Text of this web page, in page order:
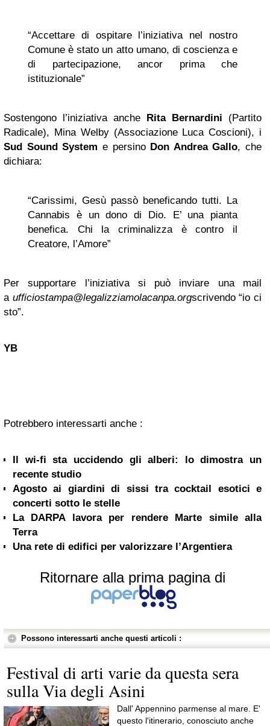
“Accettare di ospitare l’iniziativa nel nostro
Comune è stato un atto umano, di coscienza e
di partecipazione, ancor prima che
istituzionale”
Sostengono l’iniziativa anche Rita Bernardini (Partito
Radicale), Mina Welby (Associazione Luca Coscioni), i
Sud Sound System e persino Don Andrea Gallo, che
dichiara:
“Carissimi, Gesù passò beneficando tutti. La
Cannabis è un dono di Dio. E’ una pianta
benefica. Chi la criminalizza è contro il
Creatore, l’Amore”
Per supportare l’iniziativa si può inviare una mail
a ufficiostampa@legalizziamolacanpa.orgscrivendo “io ci
sto”.
YB
Potrebbero interessarti anche :
Il wi-fi sta uccidendo gli alberi: lo dimostra un
recente studio
Agosto ai giardini di sissi tra cocktail esotici e
concerti sotto le stelle
La DARPA lavora per rendere Marte simile alla
Terra
Una rete di edifici per valorizzare l’Argentiera
Ritornare alla prima pagina di
Possono interessarti anche questi articoli :
Festival di arti varie da questa sera
sulla Via degli Asini
Dall' Appennino parmense al mare. E'
questo l'itinerario, conosciuto anche